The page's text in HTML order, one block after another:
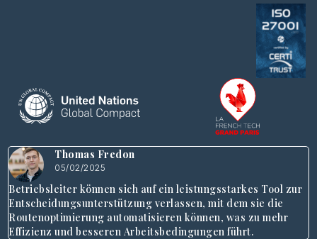
Thomas Fredon
05/02/2025
Betriebsleiter können sich auf ein leistungsstarkes Tool zur
Entscheidungsunterstützung verlassen, mit dem sie die
Routenoptimierung automatisieren können, was zu mehr
Effizienz und besseren Arbeitsbedingungen führt.